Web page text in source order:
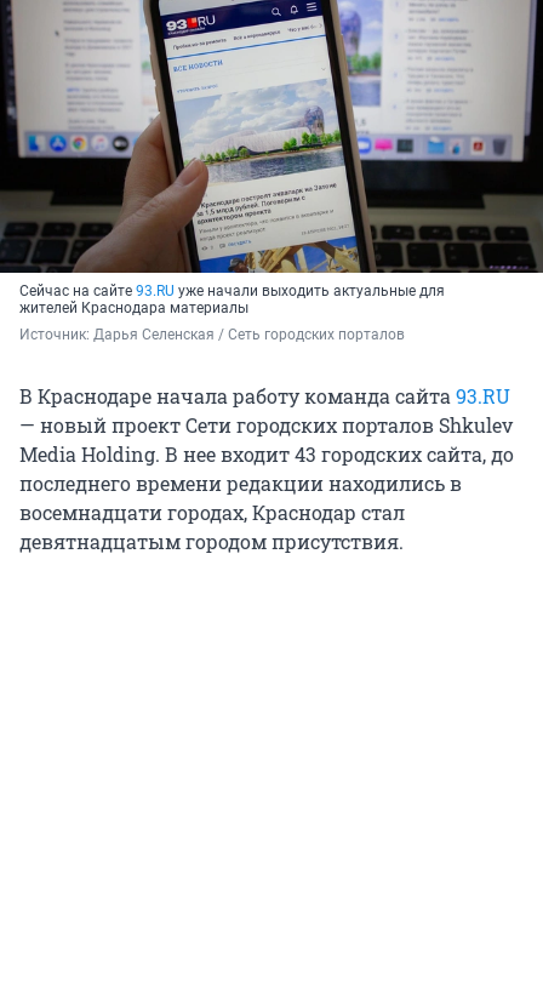
Сейчас на сайте 93.RU уже начали выходить актуальные для
жителей Краснодара материалы
Источник: Дарья Селенская / Сеть городских порталов
В Краснодаре начала работу команда сайта93.RU
— новый проект Сети городских порталов Shkulev
Media Holding. В нее входит 43 городских сайта, до
последнего времени редакции находились в
восемнадцати городах, Краснодар стал
девятнадцатым городом присутствия.